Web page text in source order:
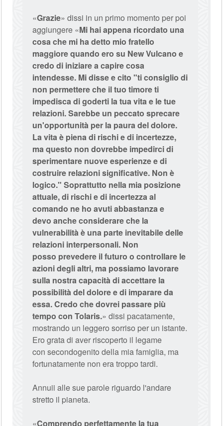
«Grazie» dissi in un primo momento per poi
aggiungere «Mi hai appena ricordato una
cosa che mi ha detto mio fratello
maggiore quando ero su New Vulcano e
credo di iniziare a capire cosa
intendesse. Mi disse e cito "ti consiglio di
non permettere che il tuo timore ti
impedisca di goderti la tua vita e le tue
relazioni. Sarebbe un peccato sprecare
un'opportunità per la paura del dolore.
La vita è piena di rischi e di incertezze,
ma questo non dovrebbe impedirci di
sperimentare nuove esperienze e di
costruire relazioni significative. Non è
logico."Soprattutto nella mia posizione
attuale, di rischi e di incertezza al
comando ne ho avuti abbastanza e
devo anche considerare che la
vulnerabilità è una parte inevitabile delle
relazioni interpersonali. Non
posso prevedere il futuro o controllare le
azioni degli altri, ma possiamo lavorare
sulla nostra capacità di accettare la
possibilità del dolore e di imparare da
essa. Credo che dovrei passare più
tempo con Tolaris.» dissi pacatamente,
mostrando un leggero sorriso per un istante.
Ero grata di aver riscoperto il legame
con secondogenito della mia famiglia, ma
fortunatamente non era troppo tardi.
Annuii alle sue parole riguardo l'andare
stretto il pianeta.
«Comprendo perfettamente la tua